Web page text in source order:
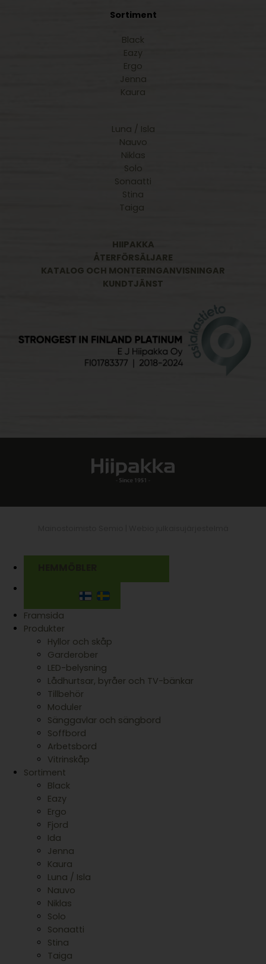
Sortiment
Black
Eazy
Ergo
Jenna
Kaura
Luna / Isla
Nauvo
Niklas
Solo
Sonaatti
Stina
Taiga
HIIPAKKA
ÅTERFÖRSÄLJARE
KATALOG OCH MONTERINGANVISNINGAR
KUNDTJÄNST
Framsida
Produkter
Hyllor och skåp
Garderober
LED-belysning
Lådhurtsar, byråer och TV-bänkar
Tillbehör
Moduler
Sänggavlar och sängbord
Soffbord
Arbetsbord
Vitrinskåp
Sortiment
Black
Eazy
Ergo
Fjord
Ida
Jenna
Kaura
Luna / Isla
Nauvo
Niklas
Solo
Sonaatti
Stina
Taiga